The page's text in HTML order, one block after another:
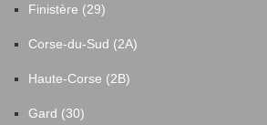
Finistère (29)
Corse-du-Sud (2A)
Haute-Corse (2B)
Gard (30)